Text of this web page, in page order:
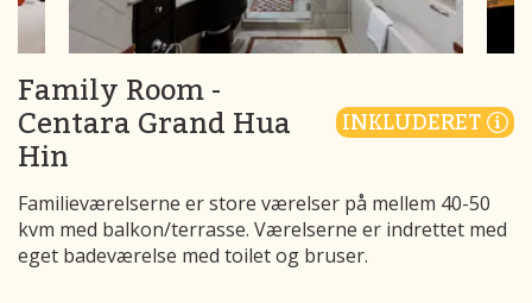
Family Room -
Centara Grand Hua
Hin
INKLUDERET
Familieværelserne er store værelser på mellem 40-50
kvm med balkon/terrasse. Værelserne er indrettet med
eget badeværelse med toilet og bruser.